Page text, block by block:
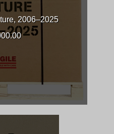
2006–2025